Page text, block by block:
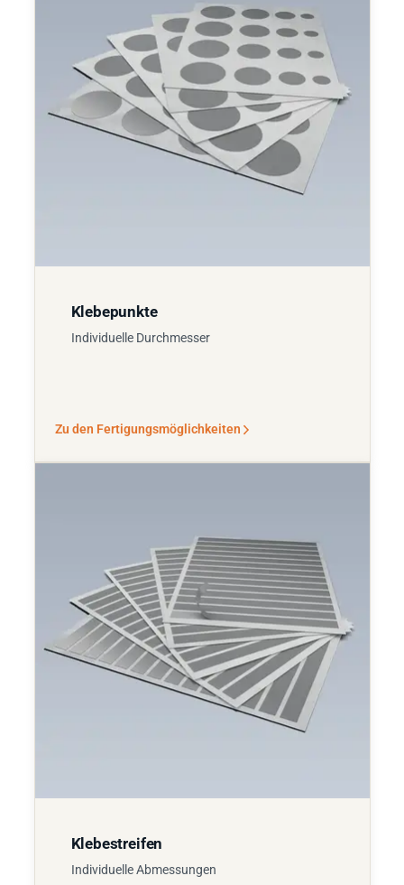
Klebepunkte
Individuelle Durchmesser
Zu den Fertigungsmöglichkeiten
Klebestreifen
Individuelle Abmessungen